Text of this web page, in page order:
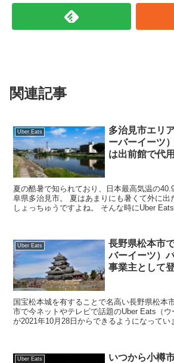
関連記事
Uber Eats
多治見市エリ
ーバーイーツ
は出前館で代用
夏の酷暑で知られており、日本最高気温の
阜県多治見市。 夏はあまりにも暑くて外に出
しょっちゅうですよね。 そんな時にUber
Uber Eats
長野県松本市
バーイーツ）
事業主として
国宝松本城を有することで名高い長野県松本市。 そんな長野県
市で今ネットやテレビで話題のUber Eats（ウ
が2021年10月28日からできるようになっています。 松本
Uber Eats
いつから小樽